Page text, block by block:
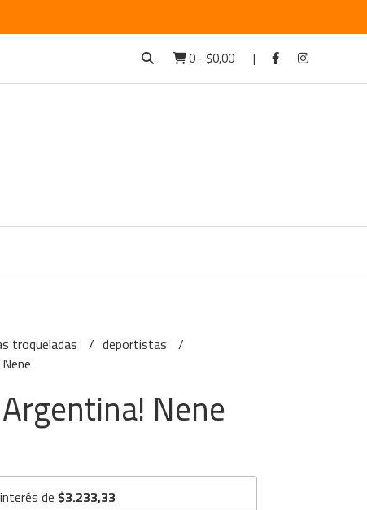
0-$0,00
troqueladas
deportistas
Nene
de$3.233,33